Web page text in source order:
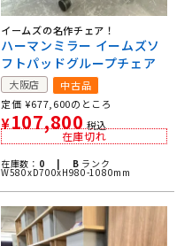
イームズの名作チェア！
ハーマンミラー イームズソ
フトパッドグループチェア
大阪店
中古品
定価 ¥677,600のところ
¥107,800 税込
在庫切れ
在庫数： 0 | B ランク
W580xD700xH980-1080mm